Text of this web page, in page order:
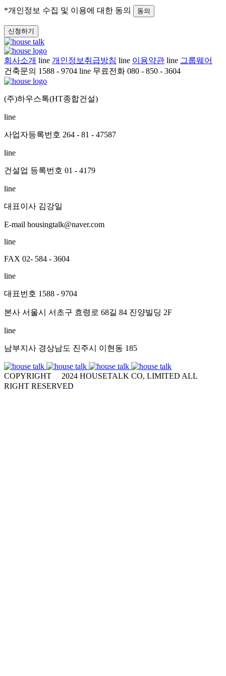
*개인정보 수집 및 이용에 대한 동의 동의
신청하기
회사소개 line 개인정보취급방침 line 이용약관 line 그룹웨어
건축문의 1588 - 9704 line 무료전화 080 - 850 - 3604
(주)하우스톡(HT종합건설)
line
사업자등록번호 264 - 81 - 47587
line
건설업 등록번호 01 - 4179
line
대표이사 김강일
E-mail housingtalk@naver.com
line
FAX 02- 584 - 3604
line
대표번호 1588 - 9704
본사 서울시 서초구 효령로 68길 84 진양빌딩 2F
line
남부지사 경상남도 진주시 이현동 185
COPYRIGHT
2024 HOUSETALK CO, LIMITED ALL
RIGHT RESERVED